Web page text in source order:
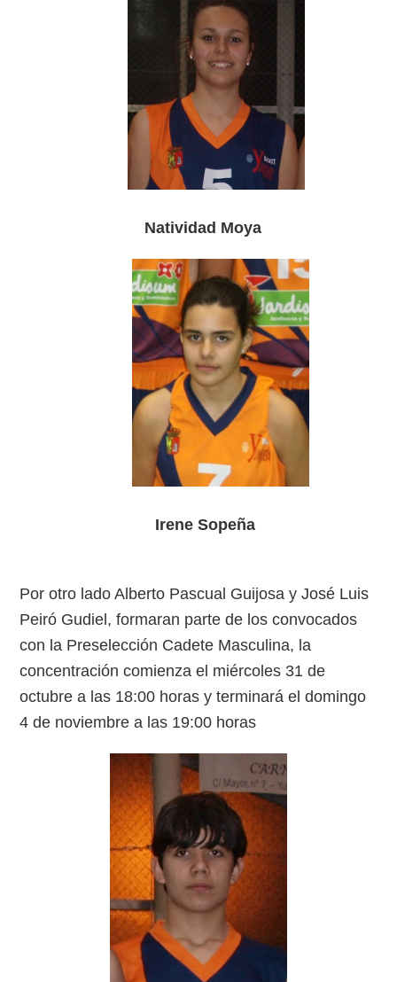
Natividad Moya
Irene Sopeña
Por otro lado Alberto Pascual Guijosa y José Luis
Peiró Gudiel, formaran parte de los convocados
con la Preselección Cadete Masculina, la
concentración comienza el miércoles 31 de
octubre a las 18:00 horas y terminará el domingo
4 de noviembre a las 19:00 horas